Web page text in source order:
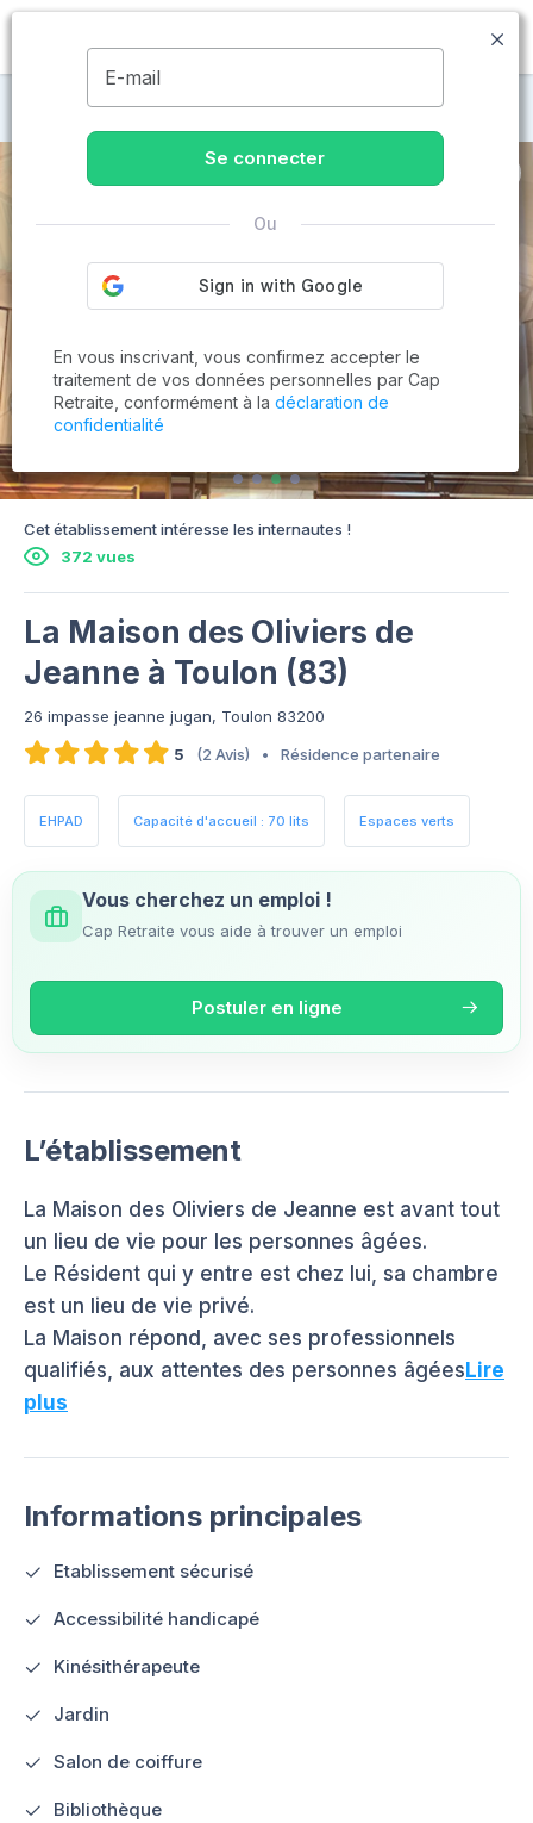
MENU
Maisons de retraite à Toulon
Cet établissement intéresse les internautes !
372 vues
La Maison des Oliviers de
Jeanne à Toulon (83)
26 impasse jeanne jugan, Toulon 83200
5
(2 Avis) • Résidence partenaire
EHPAD Capacité d'accueil : 70 lits Espaces verts
Vous cherchez un emploi !
Cap Retraite vous aide à trouver un emploi
Postuler en ligne
L’établissement
La Maison des Oliviers de Jeanne est avant tout
un lieu de vie pour les personnes âgées.
Le Résident qui y entre est chez lui, sa chambre
est un lieu de vie privé.
La Maison répond, avec ses professionnels
qualifiés, aux attentes des personnes âgéesLire
plus
Informations principales
Etablissement sécurisé
Accessibilité handicapé
Kinésithérapeute
Jardin
Salon de coiffure
Bibliothèque
E-mail
Se connecter
Ou
En vous inscrivant, vous confirmez accepter le
traitement de vos données personnelles par Cap
Retraite, conformément à la déclaration de
confidentialité